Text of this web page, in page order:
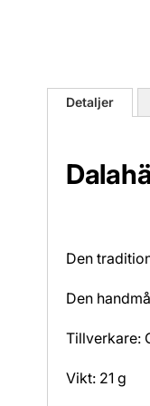
till Detaljer
Den
Den
Tillverkare:
Vikt: 21 g